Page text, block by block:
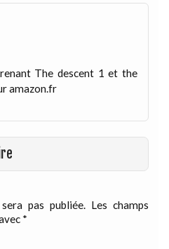
The descent 1 et the
amazon.fr
pas publiée.
Les champs
*